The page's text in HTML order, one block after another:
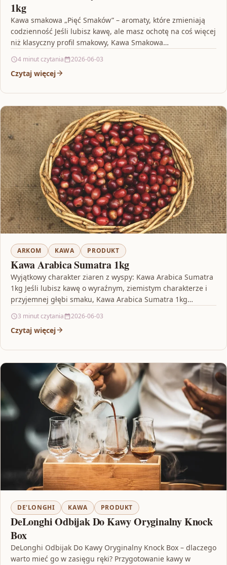
1kg
Kawa smakowa „Pięć Smaków” – aromaty, które zmieniają
codzienność Jeśli lubisz kawę, ale masz ochotę na coś więcej
niż klasyczny profil smakowy, Kawa Smakowa…
4 minut czytania 2026-06-03
Czytaj więcej
ARKOM KAWA PRODUKT
Kawa Arabica Sumatra 1kg
Wyjątkowy charakter ziaren z wyspy: Kawa Arabica Sumatra
1kg Jeśli lubisz kawę o wyraźnym, ziemistym charakterze i
przyjemnej głębi smaku, Kawa Arabica Sumatra 1kg…
3 minut czytania 2026-06-03
Czytaj więcej
DE'LONGHI KAWA PRODUKT
DeLonghi Odbijak Do Kawy Oryginalny Knock
Box
DeLonghi Odbijak Do Kawy Oryginalny Knock Box – dlaczego
warto mieć go w zasięgu ręki? Przygotowanie kawy w